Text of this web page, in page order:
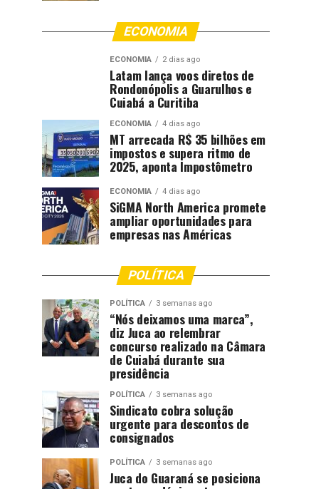
ECONOMIA
ECONOMIA 2 dias ago
Latam lança voos diretos de
Rondonópolis a Guarulhos e
Cuiabá a Curitiba
ECONOMIA 4 dias ago
MT arrecada R$ 35 bilhões em
impostos e supera ritmo de
2025, aponta Impostômetro
ECONOMIA 4 dias ago
SiGMA North America promete
ampliar oportunidades para
empresas nas Américas
POLÍTICA
POLÍTICA 3 semanas ago
“Nós deixamos uma marca”,
diz Juca ao relembrar
concurso realizado na Câmara
de Cuiabá durante sua
presidência
POLÍTICA 3 semanas ago
Sindicato cobra solução
urgente para descontos de
consignados
POLÍTICA 3 semanas ago
Juca do Guaraná se posiciona